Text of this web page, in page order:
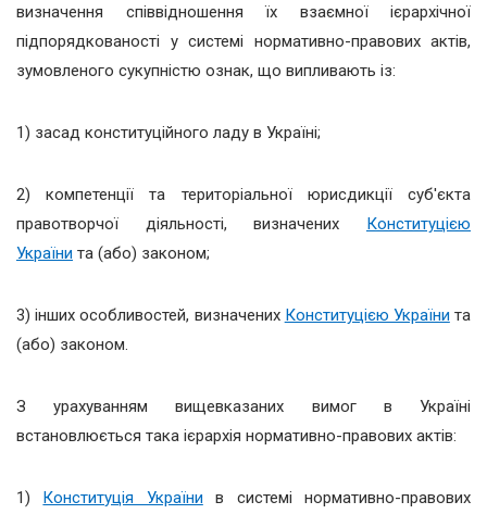
визначення співвідношення їх взаємної ієрархічної
підпорядкованості у системі нормативно-правових актів,
зумовленого сукупністю ознак, що випливають із:
1) засад конституційного ладу в Україні;
2) компетенції та територіальної юрисдикції суб'єкта
правотворчої діяльності, визначених Конституцією
України та (або) законом;
3) інших особливостей, визначених Конституцією України та
(або) законом.
З урахуванням вищевказаних вимог в Україні
встановлюється така ієрархія нормативно-правових актів:
1) Конституція України в системі нормативно-правових